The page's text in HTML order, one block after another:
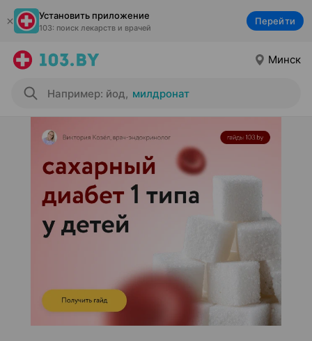
Установить приложение
103: поиск лекарств и врачей
Перейти
Минск
Например: йод, милдронат